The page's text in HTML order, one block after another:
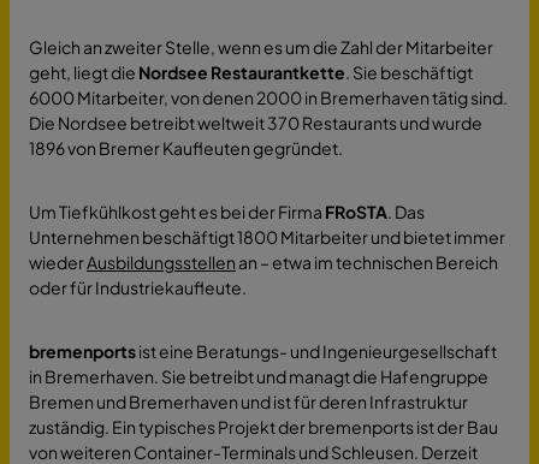
Gleich an zweiter Stelle, wenn es um die Zahl der Mitarbeiter
geht, liegt die Nordsee Restaurantkette. Sie beschäftigt
6000 Mitarbeiter, von denen 2000 in Bremerhaven tätig sind.
Die Nordsee betreibt weltweit 370 Restaurants und wurde
1896 von Bremer Kaufleuten gegründet.
Um Tiefkühlkost geht es bei der Firma FRoSTA. Das
Unternehmen beschäftigt 1800 Mitarbeiter und bietet immer
wiederAusbildungsstellen an – etwa im technischen Bereich
oder für Industriekaufleute.
bremenportsist eine Beratungs- und Ingenieurgesellschaft
in Bremerhaven. Sie betreibt und managt die Hafengruppe
Bremen und Bremerhaven und ist für deren Infrastruktur
zuständig. Ein typisches Projekt der bremenports ist der Bau
von weiteren Container-Terminals und Schleusen. Derzeit